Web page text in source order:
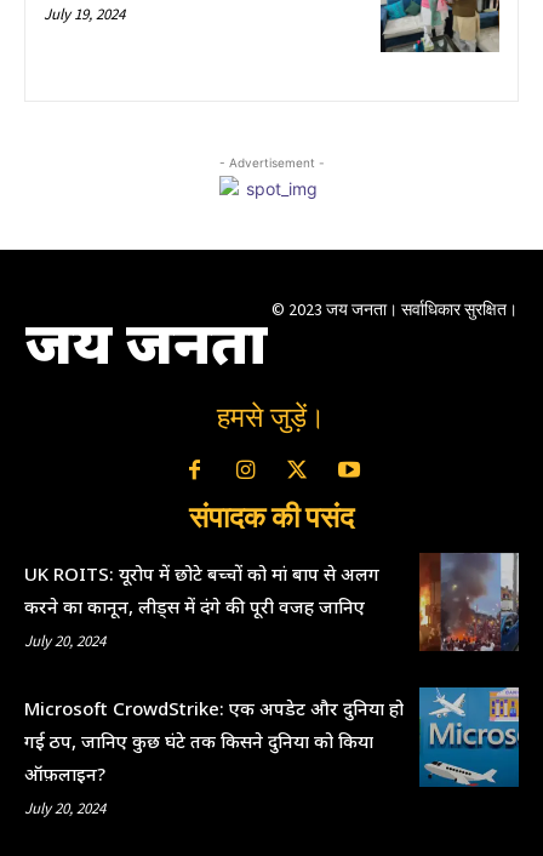
July 19, 2024
- Advertisement -
जय जनता © 2023 जय जनता। सर्वाधिकार सुरक्षित।
हमसे जुड़ें।
संपादक की पसंद
UK ROITS: यूरोप में छोटे बच्चों को मां बाप से अलग
करने का कानून, लीड्स में दंगे की पूरी वजह जानिए
July 20, 2024
Microsoft CrowdStrike: एक अपडेट और दुनिया हो
गई ठप, जानिए कुछ घंटे तक किसने दुनिया को किया
ऑफ़लाइन?
July 20, 2024